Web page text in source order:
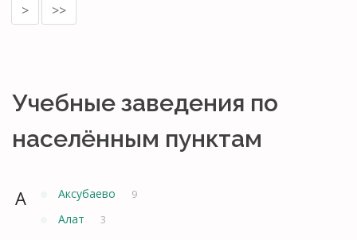
>
>>
Учебные заведения по
населённым пунктам
А Аксубаево 9
Алат 3